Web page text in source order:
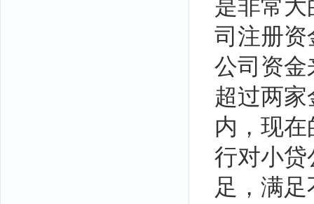
是非常
司注册资
公司资金
超过两
内，现
行对小贷
足，满